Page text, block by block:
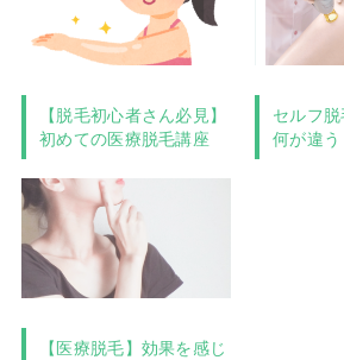
【脱毛初心者さん必見】
初めての医療脱毛講座
セルフ
何が違う
【医療脱毛】効果を感じ